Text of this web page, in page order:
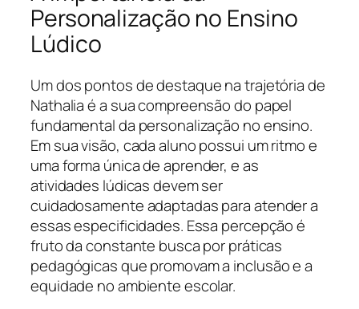
Personalização no Ensino
Lúdico
Um dos pontos de destaque na trajetória de
Nathalia é a sua compreensão do papel
fundamental da personalização no ensino.
Em sua visão, cada aluno possui um ritmo e
uma forma única de aprender, e as
atividades lúdicas devem ser
cuidadosamente adaptadas para atender a
essas especificidades. Essa percepção é
fruto da constante busca por práticas
pedagógicas que promovam a inclusão e a
equidade no ambiente escolar.